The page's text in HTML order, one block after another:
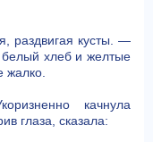
раздвигая кусты. —
белый хлеб и желтые
жалко.
качнула
глаза, сказала: